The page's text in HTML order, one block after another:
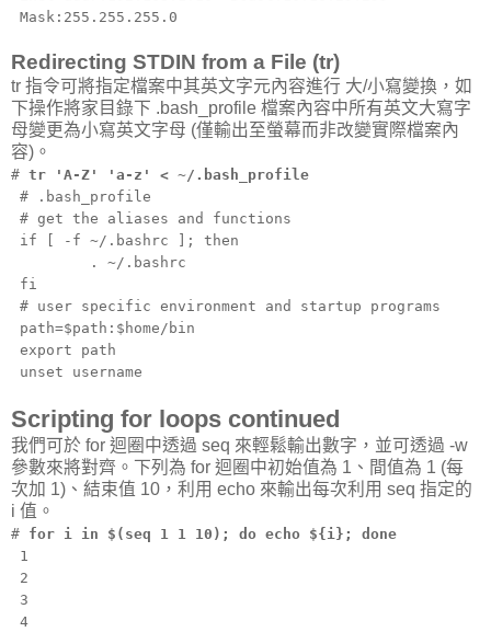
Mask:255.255.255.0
Redirecting STDIN from a File (tr)
tr 指令可將指定檔案中其英文字元內容進行 大/小寫變換，如
下操作將家目錄下 .bash_profile 檔案內容中所有英文大寫字
母變更為小寫英文字母 (僅輸出至螢幕而非改變實際檔案內
容)。
# tr 'A-Z' 'a-z' < ~/.bash_profile
# .bash_profile
# get the aliases and functions
if [ -f ~/.bashrc ]; then
. ~/.bashrc
fi
# user specific environment and startup programs
path=$path:$home/bin
export path
unset username
Scripting for loops continued
我們可於 for 迴圈中透過 seq 來輕鬆輸出數字，並可透過 -w
參數來將對齊。下列為 for 迴圈中初始值為 1、間值為 1 (每
次加 1)、結束值 10，利用 echo 來輸出每次利用 seq 指定的
i 值。
# for i in $(seq 1 1 10); do echo ${i}; done
1
2
3
4